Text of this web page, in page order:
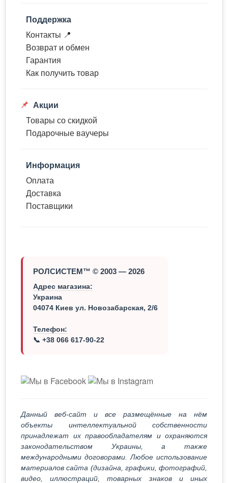
Поддержка
Контакты 📍
Возврат и обмен
Гарантия
Как получить товар
Акции
Товары со скидкой
Подарочные ваучеры
Информация
Оплата
Доставка
Поставщики
РОЛСИСТЕМ™ © 2003 — 2026
Адрес магазина:
Украина
04074 Киев ул. Новозабарская, 2/6
Телефон:
📞 +38 066 617-90-22
Данный веб-сайт и все размещённые на нём
объекты интеллектуальной собственности
принадлежат их правообладателям и охраняются
законодательством Украины, а также
международными договорами. Любое использование
материалов сайта (дизайна, графики, фотографий,
видео, иллюстраций, товарных знаков и иных